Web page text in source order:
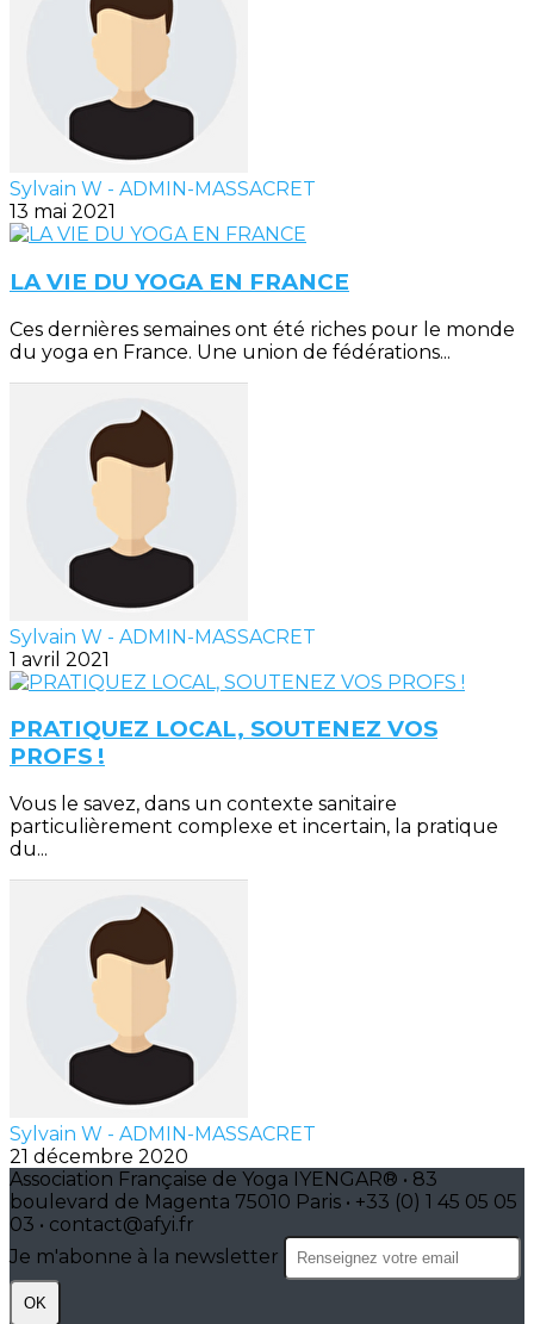
Sylvain W - ADMIN-MASSACRET
13 mai 2021
LA VIE DU YOGA EN FRANCE
Ces dernières semaines ont été riches pour le monde
du yoga en France. Une union de fédérations...
Sylvain W - ADMIN-MASSACRET
1 avril 2021
PRATIQUEZ LOCAL, SOUTENEZ VOS
PROFS !
Vous le savez, dans un contexte sanitaire
particulièrement complexe et incertain, la pratique
du...
Sylvain W - ADMIN-MASSACRET
21 décembre 2020
Association Française de Yoga IYENGAR® • 83
boulevard de Magenta 75010 Paris • +33 (0) 1 45 05 05
03 • contact@afyi.fr
Je m'abonne à la newsletter
OK